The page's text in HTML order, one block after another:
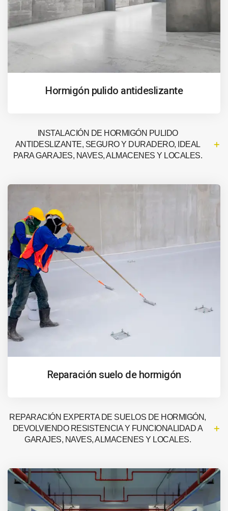
Hormigón pulido antideslizante
INSTALACIÓN DE HORMIGÓN PULIDO
ANTIDESLIZANTE, SEGURO Y DURADERO, IDEAL
PARA GARAJES, NAVES, ALMACENES Y LOCALES.
Reparación suelo de hormigón
REPARACIÓN EXPERTA DE SUELOS DE HORMIGÓN,
DEVOLVIENDO RESISTENCIA Y FUNCIONALIDAD A
GARAJES, NAVES, ALMACENES Y LOCALES.